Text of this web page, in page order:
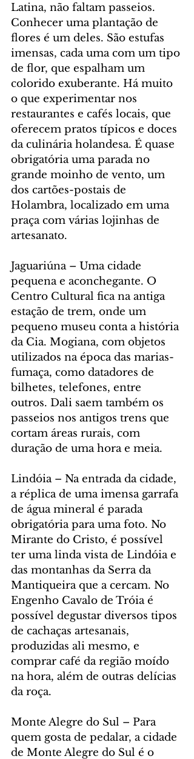
Latina, não faltam passeios.
Conhecer uma plantação de
flores é um deles. São estufas
imensas, cada uma com um tipo
de flor, que espalham um
colorido exuberante. Há muito
o que experimentar nos
restaurantes e cafés locais, que
oferecem pratos típicos e doces
da culinária holandesa. É quase
obrigatória uma parada no
grande moinho de vento, um
dos cartões-postais de
Holambra, localizado em uma
praça com várias lojinhas de
artesanato.
Jaguariúna – Uma cidade
pequena e aconchegante. O
Centro Cultural fica na antiga
estação de trem, onde um
pequeno museu conta a história
da Cia. Mogiana, com objetos
utilizados na época das marias-
fumaça, como datadores de
bilhetes, telefones, entre
outros. Dali saem também os
passeios nos antigos trens que
cortam áreas rurais, com
duração de uma hora e meia.
Lindóia – Na entrada da cidade,
a réplica de uma imensa garrafa
de água mineral é parada
obrigatória para uma foto. No
Mirante do Cristo, é possível
ter uma linda vista de Lindóia e
das montanhas da Serra da
Mantiqueira que a cercam. No
Engenho Cavalo de Tróia é
possível degustar diversos tipos
de cachaças artesanais,
produzidas ali mesmo, e
comprar café da região moído
na hora, além de outras delícias
da roça.
Monte Alegre do Sul – Para
quem gosta de pedalar, a cidade
de Monte Alegre do Sul é o